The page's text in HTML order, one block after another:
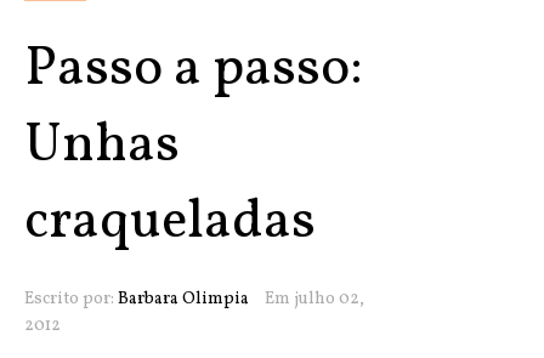
Passo a passo:
Unhas
craqueladas
Escrito por: Barbara Olimpia
Em julho 02,
2012